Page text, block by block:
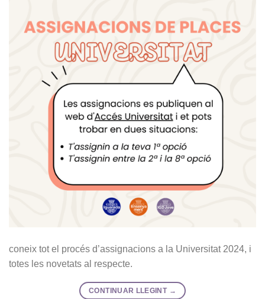
coneix tot el procés d’assignacions a la Universitat 2024, i
totes les novetats al respecte.
CONTINUAR LLEGINT →